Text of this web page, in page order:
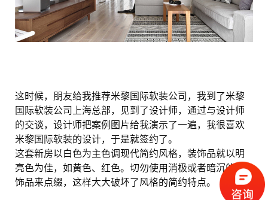
这时候，朋友给我推荐米黎国际软装公司，我到了米黎
国际软装公司上海总部，见到了设计师，通过与设计师
的交谈，设计师把案例图片给我演示了一遍，我很喜欢
米黎国际软装的设计，于是就签约了。
这套新房以白色为主色调现代简约风格，装饰品就以明
亮色为佳，如黄色、红色。切勿使用消极或者暗沉的装
饰品来点缀，这样大大破坏了风格的简约特点。